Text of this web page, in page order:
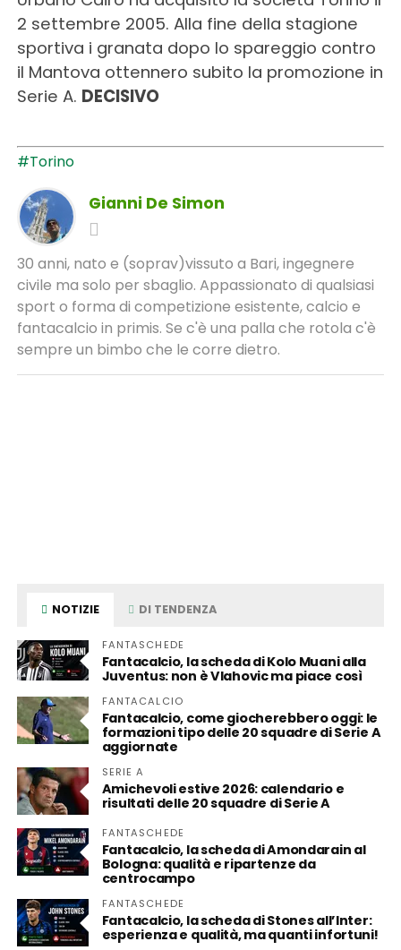
2 settembre 2005. Alla fine della stagione
sportiva i granata dopo lo spareggio contro
il Mantova ottennero subito la promozione in
Serie A. DECISIVO
#Torino
Gianni De Simon
30 anni, nato e (soprav)vissuto a Bari, ingegnere
civile ma solo per sbaglio. Appassionato di qualsiasi
sport o forma di competizione esistente, calcio e
fantacalcio in primis. Se c'è una palla che rotola c'è
sempre un bimbo che le corre dietro.
NOTIZIE DI TENDENZA
FANTASCHEDE
Fantacalcio, la scheda di Kolo Muani alla
Juventus: non è Vlahovic ma piace così
FANTACALCIO
Fantacalcio, come giocherebbero oggi: le
formazioni tipo delle 20 squadre di Serie A
aggiornate
SERIE A
Amichevoli estive 2026: calendario e
risultati delle 20 squadre di Serie A
FANTASCHEDE
Fantacalcio, la scheda di Amondarain al
Bologna: qualità e ripartenze da
centrocampo
FANTASCHEDE
Fantacalcio, la scheda di Stones all’Inter:
esperienza e qualità, ma quanti infortuni!